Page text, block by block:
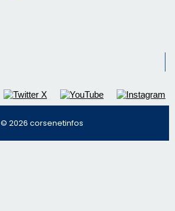
© 2026 corsenetinfos